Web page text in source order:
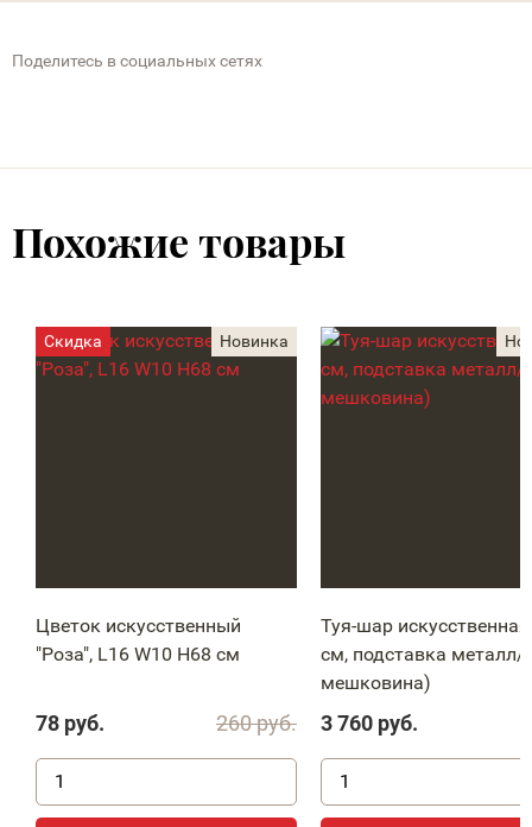
Поделитесь в социальных сетях
Похожие товары
Цветок искусственный
"Роза", L16 W10 H68 см
260руб.
78 руб.
Туя-шар
см, подставка металл/
мешковина)
3 760 руб.